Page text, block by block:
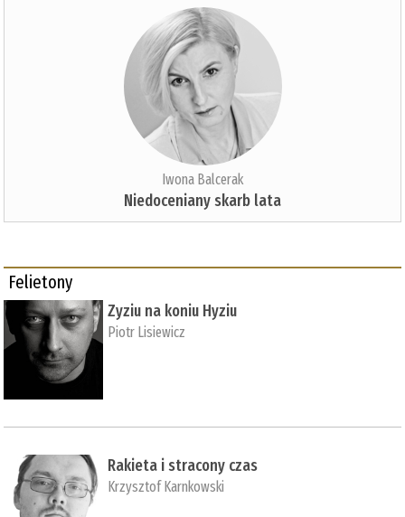
Iwona Balcerak
Niedoceniany skarb lata
Felietony
Zyziu na koniu Hyziu
Piotr Lisiewicz
Rakieta i stracony czas
Krzysztof Karnkowski